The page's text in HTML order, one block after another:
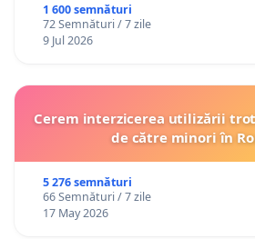
1 600 semnături
72 Semnături / 7 zile
9 Jul 2026
Cerem interzicerea utilizării
de către minori în
5 276 semnături
66 Semnături / 7 zile
17 May 2026